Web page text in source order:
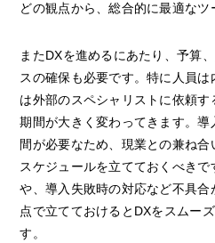
どの観点から、総合的に最適なツ
またDXを進めるにあたり、予算
スの確保も必要です。特に人員
は外部のスペシャリストに依頼す
期間が大きく変わってきます。
間が必要なため、現業との兼ね
スケジュールを立てておくべき
や、導入失敗時の対応など不具
点で立てておけるとDXをスムー
す。